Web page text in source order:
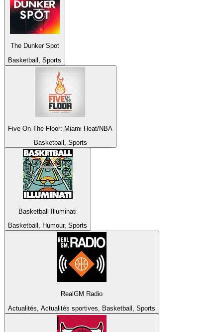
The Dunker Spot
Basketball, Sports
Five On The Floor: Miami Heat/NBA
Basketball, Sports
Basketball Illuminati
Basketball, Humour, Sports
RealGM Radio
Actualités, Actualités sportives, Basketball, Sports